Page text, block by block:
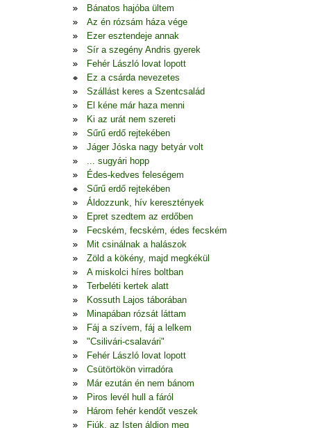
Bánatos hajóba ültem
Az én rózsám háza vége
Ezer esztendeje annak
Sír a szegény Andris gyerek
Fehér László lovat lopott
Ez a csárda nevezetes
Szállást keres a Szentcsalád
El kéne már haza menni
Ki az urát nem szereti
Sűrű erdő rejtekében
Jáger Jóska nagy betyár volt
... sugyári hopp
Édes-kedves feleségem
Sűrű erdő rejtekében
Áldozzunk, hív keresztények
Epret szedtem az erdőben
Fecském, fecském, édes fecském
Mit csinálnak a halászok
Zöld a kökény, majd megkékül
A miskolci híres boltban
Terbeléti kertek alatt
Kossuth Lajos táborában
Minapában rózsát láttam
Fáj a szívem, fáj a lelkem
"Csilivári-csalavári"
Fehér László lovat lopott
Csütörtökön virradóra
Már ezután én nem bánom
Piros levél hull a fáról
Három fehér kendőt veszek
Fiúk, az Isten áldjon meg